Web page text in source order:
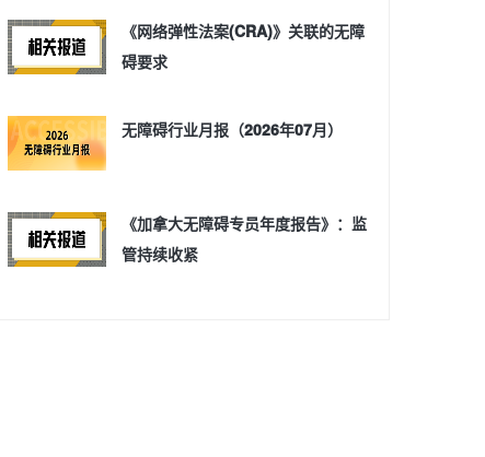
《网络弹性法案(CRA)》关联的无障
碍要求
无障碍行业月报（2026年07月）
《加拿大无障碍专员年度报告》：监
管持续收紧